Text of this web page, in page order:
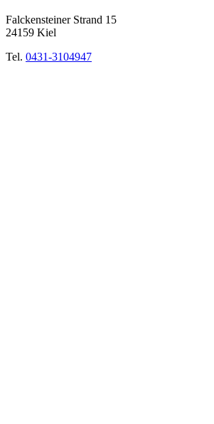
Falckensteiner Strand 15
24159 Kiel
Tel. 0431-3104947